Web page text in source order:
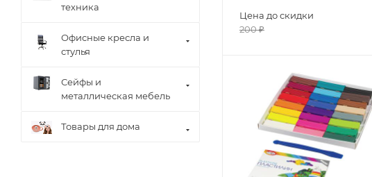
Цена до скидки
200₽
техника
Офисные кресла и
стулья
Сейфы и
металлическая мебель
Товары для дома